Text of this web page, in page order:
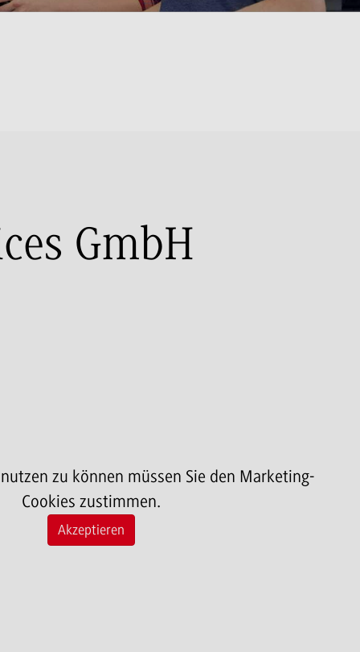
GmbH
zu können müssen Sie den Marketing-
Cookies zustimmen.
Akzeptieren